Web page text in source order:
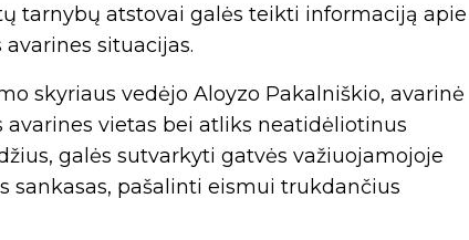
tarnybų atstovai galės teikti informaciją apie
situacijas.
skyriaus vedėjo Aloyzo Pakalniškio, avarinė
vietas bei atliks neatidėliotinus
galės sutvarkyti gatvės važiuojamojoje
sankasas, pašalinti eismui trukdančius